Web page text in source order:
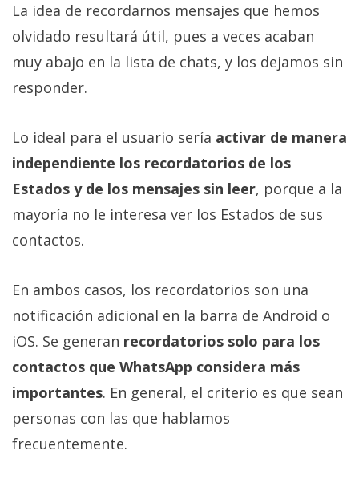
derechos
reservados
La idea de recordarnos mensajes que hemos
olvidado resultará útil, pues a veces acaban
muy abajo en la lista de chats, y los dejamos sin
responder.
Lo ideal para el usuario sería activar de manera
independiente los recordatorios de los
Estados y de los mensajes sin leer, porque a la
mayoría no le interesa ver los Estados de sus
contactos.
En ambos casos, los recordatorios son una
notificación adicional en la barra de Android o
iOS. Se generan recordatorios solo para los
contactos que WhatsApp considera más
importantes. En general, el criterio es que sean
personas con las que hablamos
frecuentemente.